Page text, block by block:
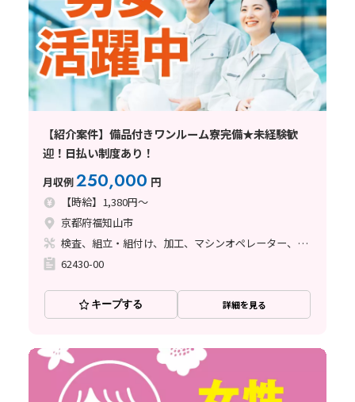
【紹介案件】備品付きワンルーム寮完備★未経験歓
迎！日払い制度あり！
月収例250,000 円
【時給】1,380円～
京都府福知山市
検査、組立・組付け、加工、マシンオペレーター、清掃・洗浄、溶接
62430-00
キープする 詳細を見る